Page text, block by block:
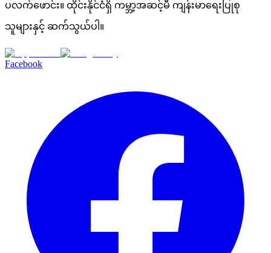
ပလက်ဖောင်း။ ထိုင်းနိုင်ငံရှိ ကမ္ဘာ့အဆင့်မီ ကျန်းမာရေးပြုစု
သူများနှင့် ဆက်သွယ်ပါ။
Facebook